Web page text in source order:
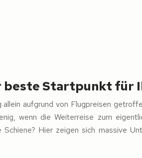
beste Startpunkt für
aufgrund von Flugpreisen
wenn die Weiterreise zum
Hier zeigen sich massive